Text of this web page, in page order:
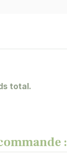
total.
: